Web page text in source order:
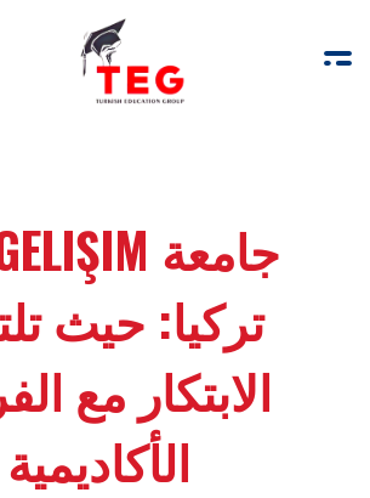
تركيا: حيث
الابتكار مع
الأكاديمية